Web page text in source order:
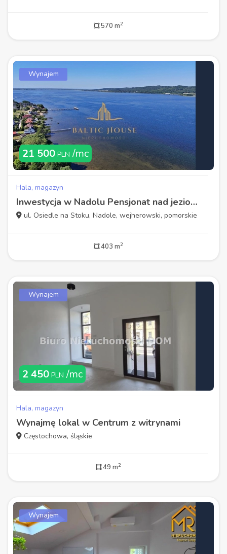
570 m2
Wynajem
21 500 PLN /mc
Hala, magazyn
Inwestycja w Nadolu Pensjonat nad jeziorem
ul. Osiedle na Stoku, Nadole, wejherowski, pomorskie
403 m2
Wynajem
2 450 PLN /mc
Hala, magazyn
Wynajmę lokal w Centrum z witrynami
Częstochowa, śląskie
49 m2
Wynajem